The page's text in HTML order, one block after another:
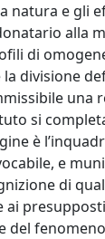
natura e gli
alla
di
la divisione
una
si
è
e
di
ai
del